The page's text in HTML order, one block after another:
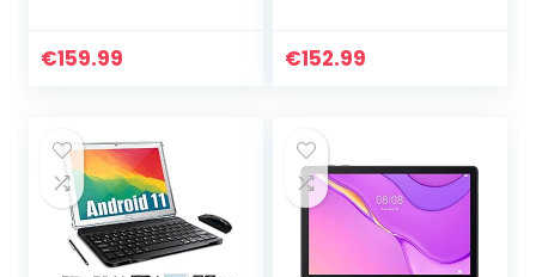
2.0Ghz-
€159.99
ROM 128GB
€152.99